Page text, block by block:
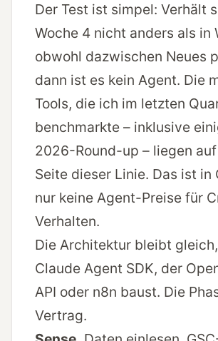
Der Test ist simpel: Verhält
Woche 4 nicht anders als in
obwohl dazwischen Neues
dann ist es kein Agent. Die
Tools, die ich im letzten
benchmarkte – inklusive
2026-Round-up – liegen
Seite dieser Linie. Das ist in
nur keine Agent-Preise für
Verhalten.
Die Architektur bleibt
Claude Agent SDK, der
API oder n8n baust. Die
Vertrag.